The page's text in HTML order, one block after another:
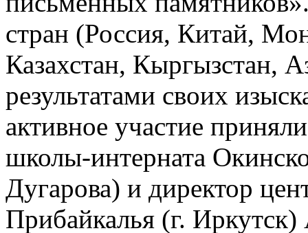
стран (Россия, Китай,
Казахстан, Кыргызстан,
результатами своих
активное участие
школы-интерната
Дугарова) и директор
Прибайкалья (г.